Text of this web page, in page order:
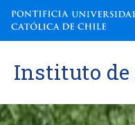
Skip
content
Instituto